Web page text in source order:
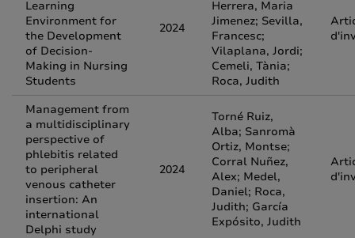
Learning
Environment for
the Development
of Decision-
Making in Nursing
Students
2024
Herrera, Maria
Jimenez; Sevilla,
Francesc;
Vilaplana, Jordi;
Cemeli, Tània;
Roca, Judith
Management from
a multidisciplinary
perspective of
phlebitis related
to peripheral
venous catheter
insertion: An
international
Delphi study
2024
Torné Ruiz,
Alba; Sanromà
Ortiz, Montse;
Corral Nuñez,
Alex; Medel,
Daniel; Roca,
Judith; García
Expósito, Judith